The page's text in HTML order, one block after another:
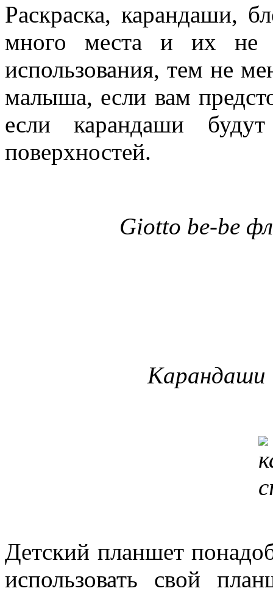
Раскраска, карандаши,
много места и их не
использования, тем не
малыша, если вам
если карандаши
поверхностей.
Giotto be-be
Карандаши
Детский планшет
использовать свой